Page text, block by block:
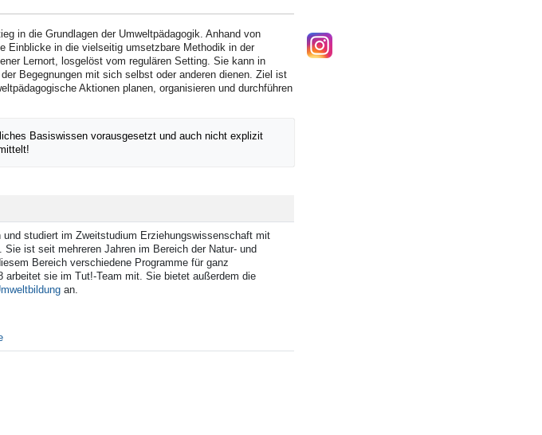
in die Grundlagen der Umweltpädagogik. Anhand von
Einblicke in die vielseitig umsetzbare Methodik in der
Lernort, losgelöst vom regulären Setting. Sie kann in
Begegnungen mit sich selbst oder anderen dienen. Ziel ist
Aktionen planen, organisieren und durchführen
Basiswissen vorausgesetzt und auch nicht explizit
und studiert im Zweitstudium Erziehungswissenschaft mit
ist seit mehreren Jahren im Bereich der Natur- und
Bereich verschiedene Programme für ganz
arbeitet sie im Tut!-Team mit. Sie bietet außerdem die
an.